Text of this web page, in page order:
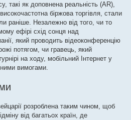
такі як доповнена реальність (AR),
біржова торгівля, стали
раніше. Незалежно від того, чи то
ефірі схід сонця над
який проводить відеоконференцію
потягом, чи гравець, який
на ходу, мобільний Інтернет у
вимогами.
розроблена таким чином, щоб
від багатьох країн, де